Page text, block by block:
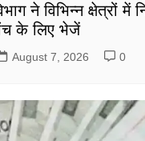
ने विभिन्न क्षेत्रों में
के लिए भेजें
August 7, 2026 0